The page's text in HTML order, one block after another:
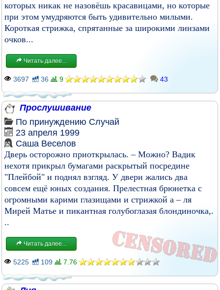
которых никак не назовёшь красавицами, но которые
при этом умудряются быть удивительно милыми.
Короткая стрижка, спрятанные за широкими линзами
очков...
Читать далее...
3697 36 9 43
Прослушивание
По принуждению Случай
23 апреля 1999
Саша Веселов
Дверь осторожно приоткрылась. – Можно? Вадик
нехотя прикрыл бумагами раскрытый посредине
"Плейбой" и поднял взгляд. У двери жались два
совсем ещё юных создания. Прелестная брюнетка с
огромными карими глазищами и стрижкой а – ля
Мирей Матье и пикантная голубоглазая блондиночка,.
..
Читать далее...
5225 109 7.76